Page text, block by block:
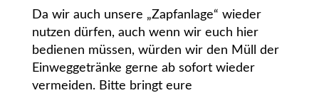
Da wir auch unsere „Zapfanlage“ wieder
nutzen dürfen, auch wenn wir euch hier
bedienen müssen, würden wir den Müll der
Einweggetränke gerne ab sofort wieder
vermeiden. Bitte bringt eure